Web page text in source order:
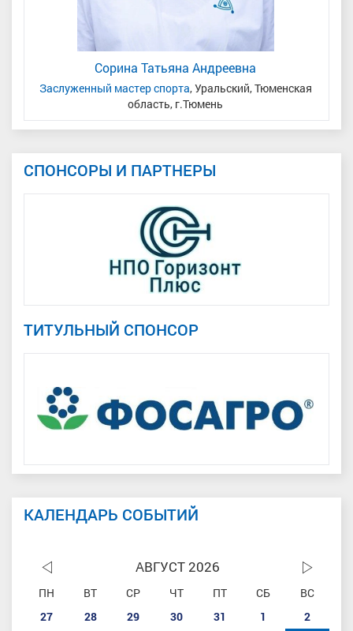
Сорина Татьяна Андреевна
Заслуженный мастер спорта, Уральский, Тюменская
область, г.Тюмень
СПОНСОРЫ И ПАРТНЕРЫ
ТИТУЛЬНЫЙ СПОНСОР
КАЛЕНДАРЬ СОБЫТИЙ
АВГУСТ 2026
ПН ВТ СР ЧТ ПТ СБ
ВС
27
28 29 30 31 1
2